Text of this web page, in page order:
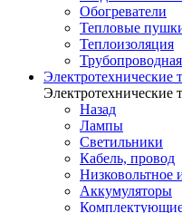
Обогреватели
Тепловые
Теплоизоляция
Электротехнические
Электротехнические
Назад
Лампы
Светильники
Кабель, провод
Низковольтное
Аккумуляторы